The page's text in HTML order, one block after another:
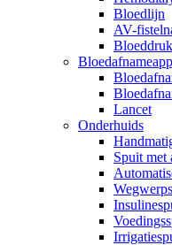
Bloedlijn
AV-
Lancet
Onderhuids
Spuit met